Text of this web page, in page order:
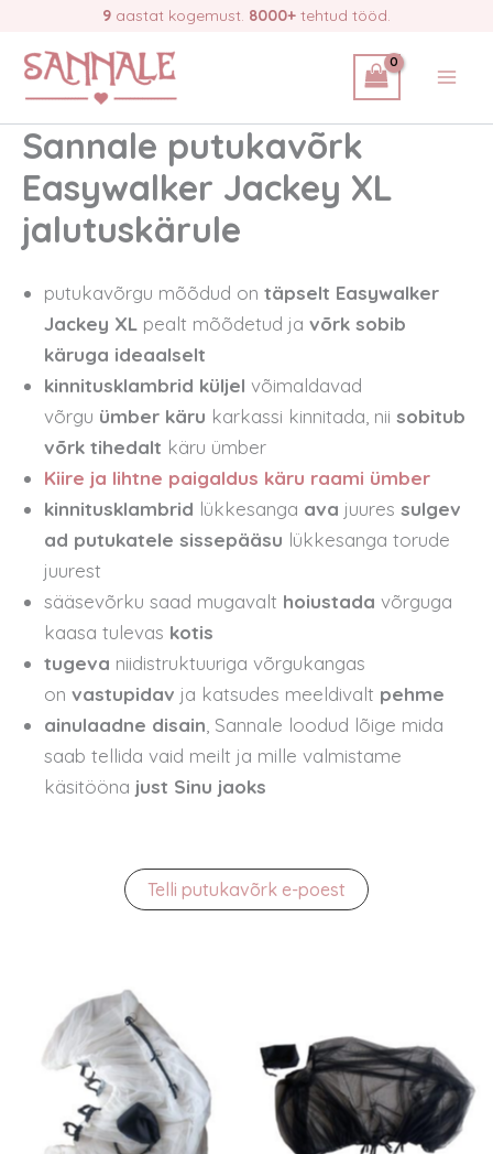
content
9 aastat kogemust. 8000+ tehtud tööd.
Sannale putukavõrk
Easywalker Jackey XL
jalutuskärule
putukavõrgu mõõdud on täpselt Easywalker
Jackey XL pealt mõõdetud ja võrk sobib
käruga ideaalselt
kinnitusklambrid küljel võimaldavad
võrgu ümber käru karkassi kinnitada, nii sobitub
võrk tihedalt käru ümber
Kiire ja lihtne paigaldus käru raami ümber
kinnitusklambrid lükkesanga ava juures sulgev
ad putukatele sissepääsu lükkesanga torude
juurest
sääsevõrku saad mugavalt hoiustada võrguga
kaasa tulevas kotis
tugeva niidistruktuuriga võrgukangas
on vastupidav ja katsudes meeldivalt pehme
ainulaadne disain , Sannale loodud lõige mida
saab tellida vaid meilt ja mille valmistame
käsitööna just Sinu jaoks
Telli putukavõrk e-poest